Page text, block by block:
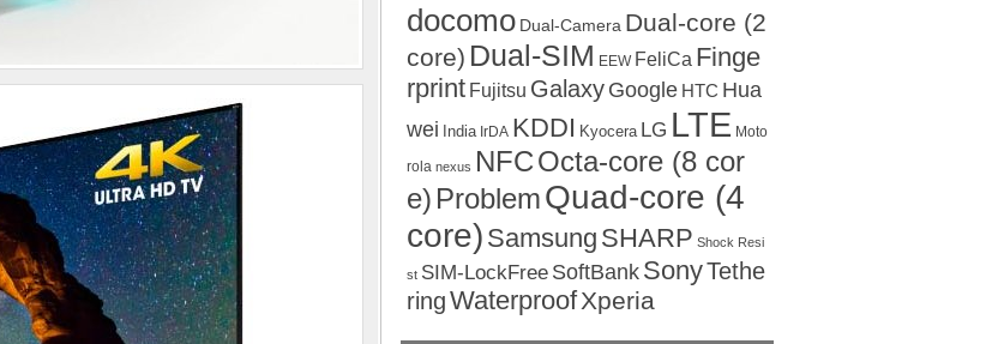
docomo Dual-Camera Dual-core (2
core) Dual-SIM EEW FeliCa Finge
rprint Fujitsu Galaxy Google HTC Hua
wei India IrDA KDDI Kyocera LG LTE Moto
rola nexus NFCOcta-core (8 cor
e) ProblemQuad-core (4
core) Samsung SHARP Shock Resi
st SIM-LockFree SoftBank SonyTethe
ringWaterproofXperia